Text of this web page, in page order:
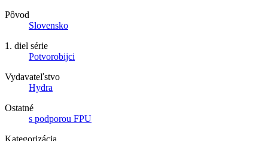
Pôvod
Slovensko
1. diel série
Potvorobijci
Vydavateľstvo
Hydra
Ostatné
s podporou FPU
Kategorizácia